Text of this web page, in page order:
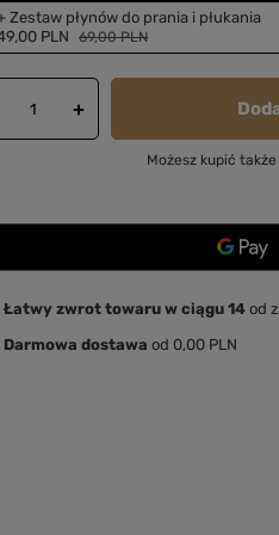
Zestaw płynów do prania i płukania
PLN
69,00 PLN
+
Możesz kupić
Łatwy zwrot towaru w ciągu 14 od
Darmowa dostawa od 0,00 PLN